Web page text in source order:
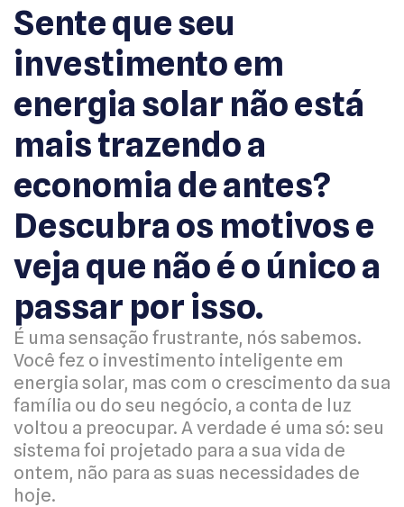
Sente que seu
investimento em
energia solar não está
mais trazendo a
economia de antes?
Descubra os motivos e
veja que não é o único a
passar por isso.
É uma sensação frustrante, nós sabemos.
Você fez o investimento inteligente em
energia solar, mas com o crescimento da sua
família ou do seu negócio, a conta de luz
voltou a preocupar. A verdade é uma só: seu
sistema foi projetado para a sua vida de
ontem, não para as suas necessidades de
hoje.